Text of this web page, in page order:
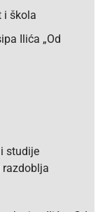
i škola
Ilića „Od
studije
razdoblja